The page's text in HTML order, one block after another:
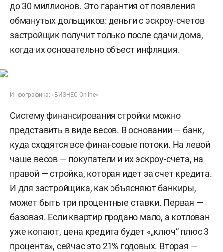
до 30 миллионов. Это гарантия от появления
обманутых дольщиков: деньги с эскроу-счетов
застройщик получит только после сдачи дома,
когда их основательно объест инфляция.
Инфографика: «БИЗНЕС Online»
Систему финансирования стройки можно
представить в виде весов. В основании — банк,
куда сходятся все финансовые потоки. На левой
чаше весов — покупатели и их эскроу-счета, на
правой — стройка, которая идет за счет кредита.
И для застройщика, как объясняют банкиры,
может быть три процентные ставки. Первая —
базовая. Если квартир продано мало, а котлован
уже копают, цена кредита будет «„ключ“ плюс 3
процента», сейчас это 21% годовых. Вторая —